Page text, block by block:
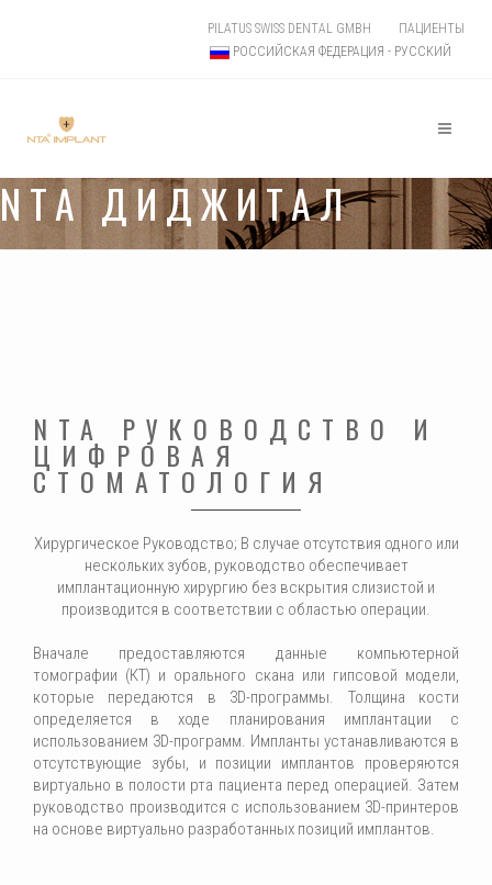
ПАЦИЕНТЫ
PILATUS SWISS DENTAL GMBH
РОССИЙСКАЯ ФЕДЕРАЦИЯ - РУССКИЙ
NTA ДИДЖИТАЛ
NTA РУКОВОДСТВО И
ЦИФРОВАЯ
СТОМАТОЛОГИЯ
Хирургическое Руководство; В случае отсутствия одного или
нескольких зубов, руководство обеспечивает
имплантационную хирургию без вскрытия слизистой и
производится в соответствии с областью операции.
Вначале предоставляются данные компьютерной
томографии (КТ) и орального скана или гипсовой модели,
которые передаются в 3D-программы. Толщина кости
определяется в ходе планирования имплантации с
использованием 3D-программ. Импланты устанавливаются в
отсутствующие зубы, и позиции имплантов проверяются
виртуально в полости рта пациента перед операцией. Затем
руководство производится с использованием 3D-принтеров
на основе виртуально разработанных позиций имплантов.